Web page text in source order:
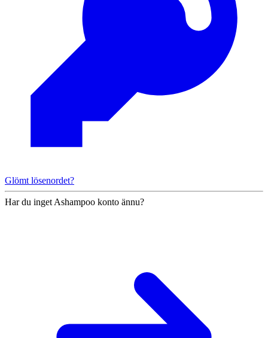
Glömt lösenordet?
Har du inget Ashampoo konto ännu?